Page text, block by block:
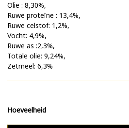
Olie : 8,30%,
Ruwe proteïne : 13,4%,
Ruwe celstof: 1,2%,
Vocht: 4,9%,
Ruwe as :2,3%,
Totale olie: 9,24%,
Zetmeel: 6,3%
Hoeveelheid